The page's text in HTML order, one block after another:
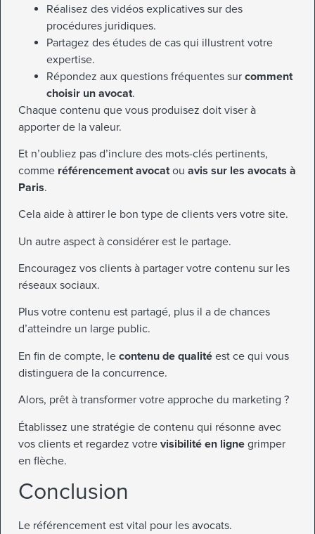
Réalisez des vidéos explicatives sur des
procédures juridiques.
Partagez des études de cas qui illustrent votre
expertise.
Répondez aux questions fréquentes sur comment
choisir un avocat.
Chaque contenu que vous produisez doit viser à
apporter de la valeur.
Et n’oubliez pas d’inclure des mots-clés pertinents,
comme référencement avocatou avis sur les avocats à
Paris.
Cela aide à attirer le bon type de clients vers votre site.
Un autre aspect à considérer est le partage.
Encouragez vos clients à partager votre contenu sur les
réseaux sociaux.
Plus votre contenu est partagé, plus il a de chances
d’atteindre un large public.
En fin de compte, le contenu de qualité est ce qui vous
distinguera de la concurrence.
Alors, prêt à transformer votre approche du marketing ?
Établissez une stratégie de contenu qui résonne avec
vos clients et regardez votre visibilité en ligne grimper
en flèche.
Conclusion
Le référencement est vital pour les avocats.